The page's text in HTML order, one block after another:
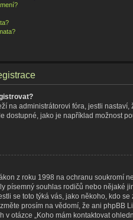
na administrátorovi fóra, jestli
dostupné, jako je například možnost
z roku 1998 na ochranu soukromí
písemný souhlas rodičů nebo nějaké
se toto týká vás, jako někoho, kdo
prosím na vědomí, že ani phpBB
v otázce „Koho mám kontaktovat